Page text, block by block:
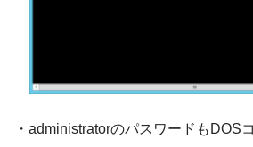
・administratorのパスワードもDOS